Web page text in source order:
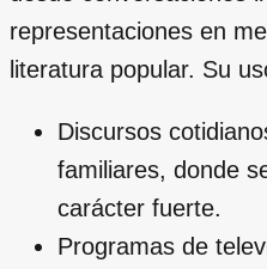
representaciones en
literatura popular. Su
Discursos
familiares, donde
carácter fuerte.
Programas de